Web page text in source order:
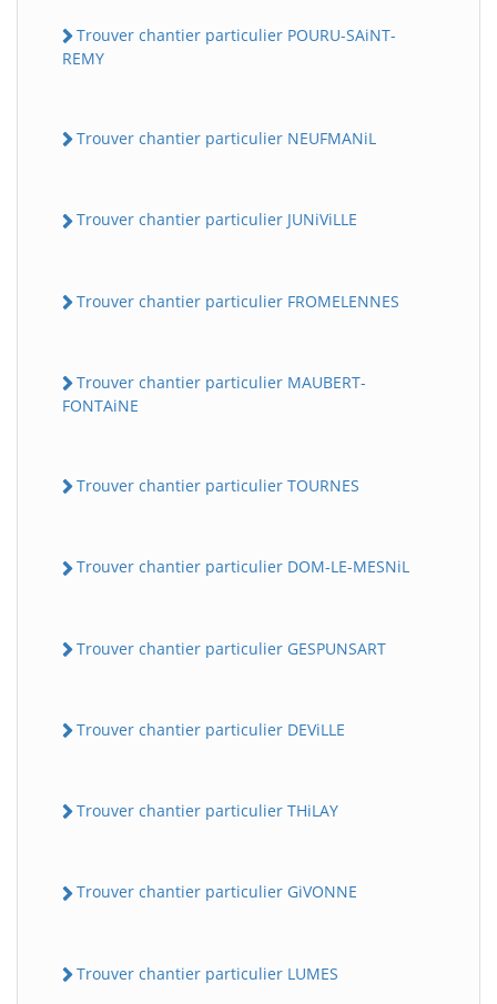
Trouver chantier particulier POURU-SAiNT-
REMY
Trouver chantier particulier NEUFMANiL
Trouver chantier particulier JUNiViLLE
Trouver chantier particulier FROMELENNES
Trouver chantier particulier MAUBERT-
FONTAiNE
Trouver chantier particulier TOURNES
Trouver chantier particulier DOM-LE-MESNiL
Trouver chantier particulier GESPUNSART
Trouver chantier particulier DEViLLE
Trouver chantier particulier THiLAY
Trouver chantier particulier GiVONNE
Trouver chantier particulier LUMES